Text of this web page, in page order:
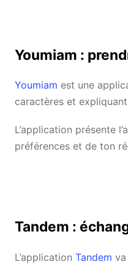
Youmiam :
Youmiam est une
caractères et
L’application présente
préférences et de ton
Tandem :
L’application Tandem